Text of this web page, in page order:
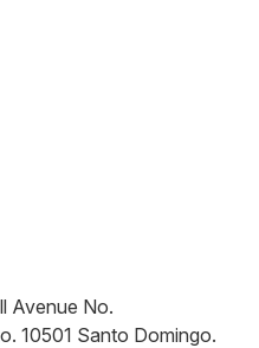
Avenue No.
. 10501 Santo Domingo.